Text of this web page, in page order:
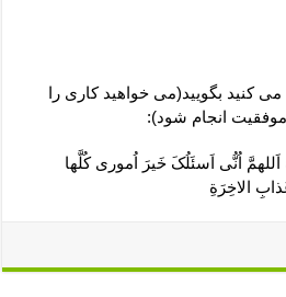
کنید بگویید(می خواهید کاری را
موفقیت انجام شود):
اُنُّی اَسئَلُکَ خَیرَ اُموری کُلَّها
الاخِرَةِ